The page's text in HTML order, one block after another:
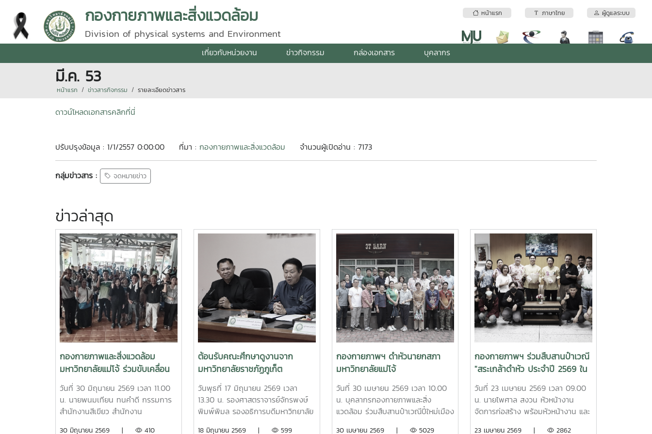
หน้าแรก ภาษาไทย ผู้ดูแลระบบ
กองกายภาพและสิ่งแวดล้อม
Division of physical systems and Environment
เกี่ยวกับหน่วยงาน ข่าวกิจกรรม กล่องเอกสาร บุคลากร
มี.ค. 53
หน้าแรก ข่าวสารกิจกรรม รายละเอียดข่าวสาร
ดาวน์โหลดเอกสารคลิกที่นี่
ปรับปรุงข้อมูล : 1/1/2557 0:00:00 ที่มา : กองกายภาพและสิ่งแวดล้อม จำนวนผู้เปิดอ่าน : 7173
กลุ่มข่าวสาร : จดหมายข่าว
ข่าวล่าสุด
กองกายภาพและสิ่งแวดล้อม
มหาวิทยาลัยแม่โจ้ ร่วมขับเคลื่อน
การจัดการขยะชุมชนบ้านโปง เพื่อ
สิ่งแวดล้อมที่ยั่งยืน
วันที่ 30 มิถุนายน 2569 เวลา 11.00
น. นายพนมเทียน ทนคำดี กรรมการ
สำนักงานสีเขียว สำนักงาน
30 มิถุนายน 2569 | 410
ต้อนรับคณะศึกษาดูงานจาก
มหาวิทยาลัยราชภัฏภูเก็ต
วันพุธที่ 17 มิถุนายน 2569 เวลา
13.30 น. รองศาสตราจารย์จักรพงษ์
พิมพ์พิมล รองอธิการบดีมหาวิทยาลัย
18 มิถุนายน 2569 | 599
กองกายภาพฯ ดำหัวนายกสภา
มหาวิทยาลัยแม่โจ้
วันที่ 30 เมษายน 2569 เวลา 10.00
น. บุคลากรกองกายภาพและสิ่ง
แวดล้อม ร่วมสืบสานป๋าเวณีปี๋ใหม่เมือง
30 เมษายน 2569 | 5029
กองกายภาพฯ ร่วมสืบสานป๋าเวณี
"สระเกล้าดำหัว ประจำปี 2569 ใน
วันขึ้นปีใหม่สงกรานต์ล้านนา"
วันที่ 23 เมษายน 2569 เวลา 09.00
น. นายไพศาล สงวน หัวหน้างาน
จัดการก่อสร้าง พร้อมหัวหน้างาน และ
23 เมษายน 2569 | 2862